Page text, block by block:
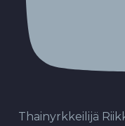
Thainyrkkeilijä